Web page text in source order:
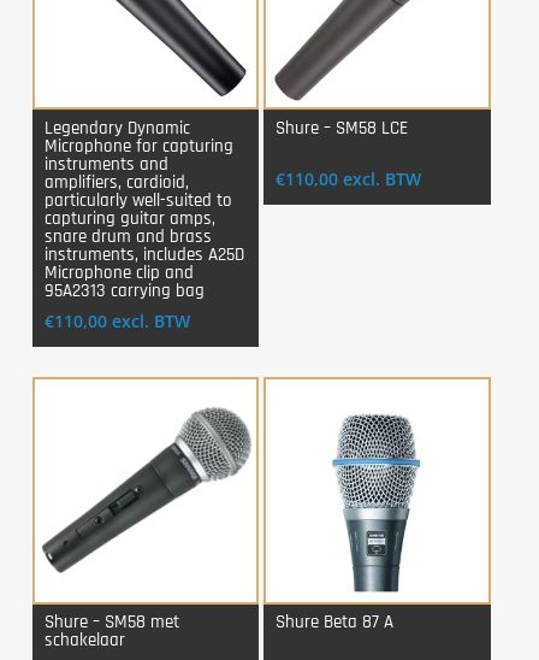
Login Voor Aankoop
Legendary Dynamic
Microphone for capturing
instruments and
amplifiers, cardioid,
particularly well-suited to
capturing guitar amps,
snare drum and brass
instruments, includes A25D
Microphone clip and
95A2313 carrying bag
€110,00 excl. BTW
Shure – SM58 LCE
€110,00 excl. BTW
Login Voor Aankoop
Shure – SM58 met
schakelaar
Shure Beta 87 A